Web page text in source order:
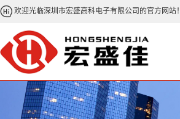
欢迎光临深圳市宏盛高科电子有限公司的官方网站！